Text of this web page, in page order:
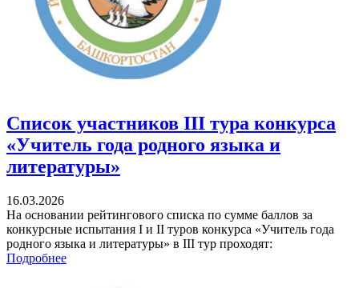
Список участников III тура конкурса
«Учитель года родного языка и
литературы»
16.03.2026
На основании рейтингового списка по сумме баллов за
конкурсные испытания I и II туров конкурса «Учитель года
родного языка и литературы» в III тур проходят:
Подробнее